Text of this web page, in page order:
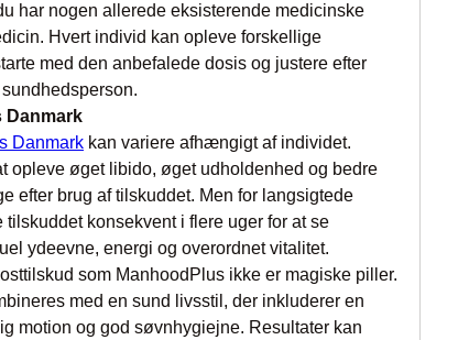
har nogen allerede eksisterende medicinske
Hvert individ kan opleve forskellige
med den anbefalede dosis og justere efter
Danmark
Danmark kan variere afhængigt af individet.
opleve øget libido, øget udholdenhed og bedre
efter brug af tilskuddet. Men for langsigtede
konsekvent i flere uger for at se
ydeevne, energi og overordnet vitalitet.
som ManhoodPlus ikke er magiske piller.
med en sund livsstil, der inkluderer en
motion og god søvnhygiejne. Resultater kan